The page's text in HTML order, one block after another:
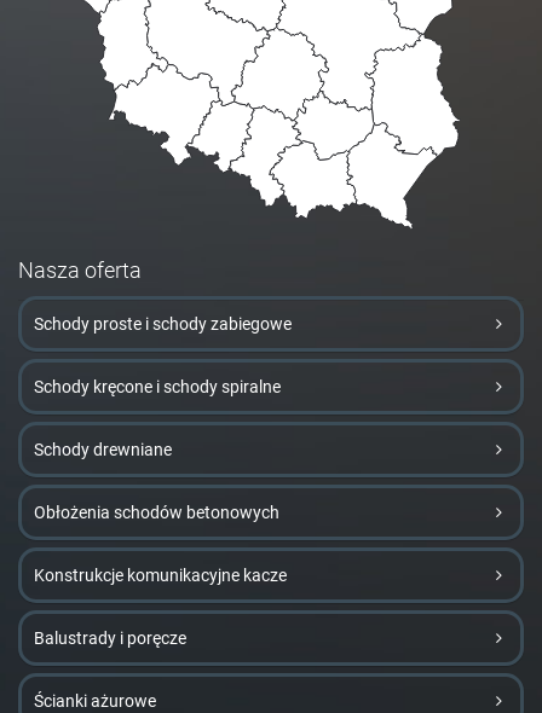
Nasza oferta
Schody proste i schody zabiegowe
Schody kręcone i schody spiralne
Schody drewniane
Obłożenia schodów betonowych
Konstrukcje komunikacyjne kacze
Balustrady i poręcze
Ścianki ażurowe